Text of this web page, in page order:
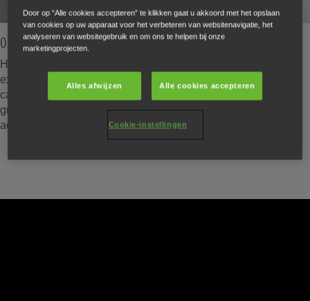
Obscura Black Pack
Het Obscura Black Pack geeft de auto een sportief en
expressief karakter door accessoires in zwart en
carrosseriekleur te combineren. Deze kit bevat een zwarte
grille, decoraties voor de mistlampen, een verlengstuk voor de
achterklepspoiler en HR1811 lichtmetalen velgen.
Door op “Alle cookies accepteren” te klikken gaat u akkoord met het opslaan
van cookies op uw apparaat voor het verbeteren van websitenavigatie, het
analyseren van websitegebruik en om ons te helpen bij onze
marketingprojecten.
Alles afwijzen Alle cookies accepteren
Cookie-instellingen